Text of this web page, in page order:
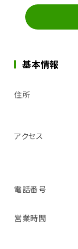
基本情報
住所
アクセス
電話番号
営業時間